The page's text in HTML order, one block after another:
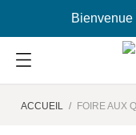
Bienvenue
ACCUEIL FOIRE AUX